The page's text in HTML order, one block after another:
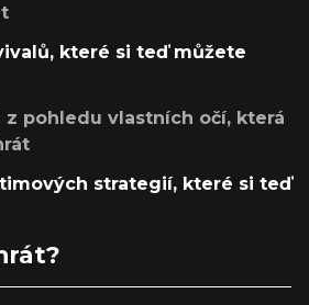
které si teď můžete
z pohledu vlastních očí, která
strategií, které si teď